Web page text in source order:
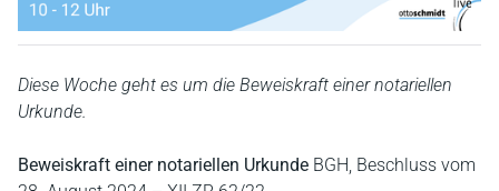
Diese Woche geht es um die Beweiskraft einer notariellen
Urkunde.
Beweiskraft einer notariellen Urkunde BGH, Beschluss vom